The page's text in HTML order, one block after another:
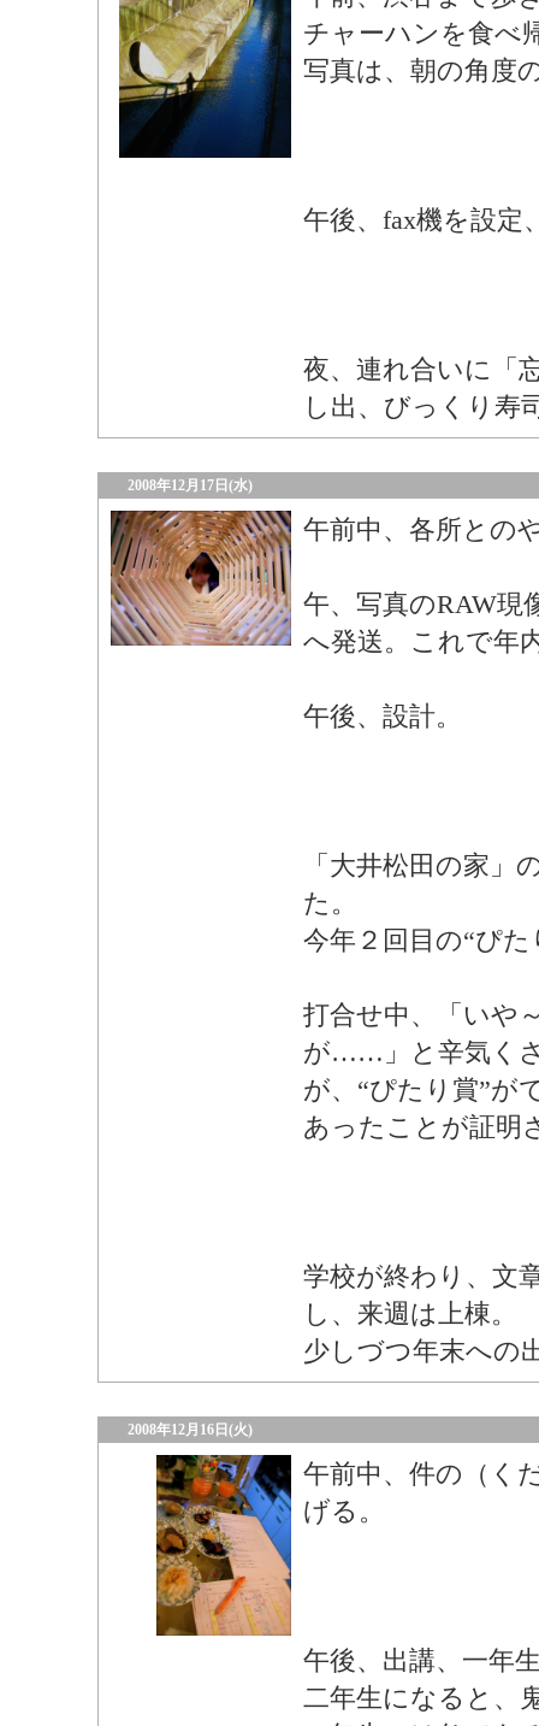
チャーハンを食べ
写真は、朝の角度
午後、fax機を設定
夜、連れ合いに「
し出、びっくり寿
2008年12月17日(水)
午前中、各所との
午、写真のRAW現
へ発送。これで年
午後、設計。
「大井松田の家」
た。
今年２回目の“ぴた
打合せ中、「いや
が……」と辛気く
が、“ぴたり賞”が
あったことが証明
学校が終わり、文
し、来週は上棟。
少しづつ年末への
2008年12月16日(火)
午前中、件の（く
げる。
午後、出講、一年
二年生になると、